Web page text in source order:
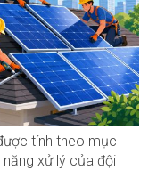
tính theo mục
xử lý của đội